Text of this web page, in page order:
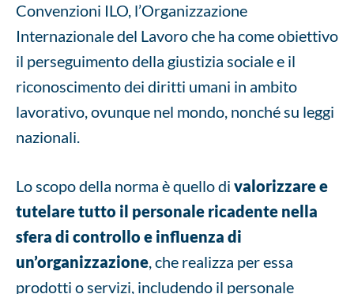
Convenzioni ILO, l’Organizzazione
Internazionale del Lavoro che ha come obiettivo
il perseguimento della giustizia sociale e il
riconoscimento dei diritti umani in ambito
lavorativo, ovunque nel mondo, nonché su leggi
nazionali.
Lo scopo della norma è quello di valorizzare e
tutelare tutto il personale ricadente nella
sfera di controllo e influenza di
un’organizzazione, che realizza per essa
prodotti o servizi, includendo il personale